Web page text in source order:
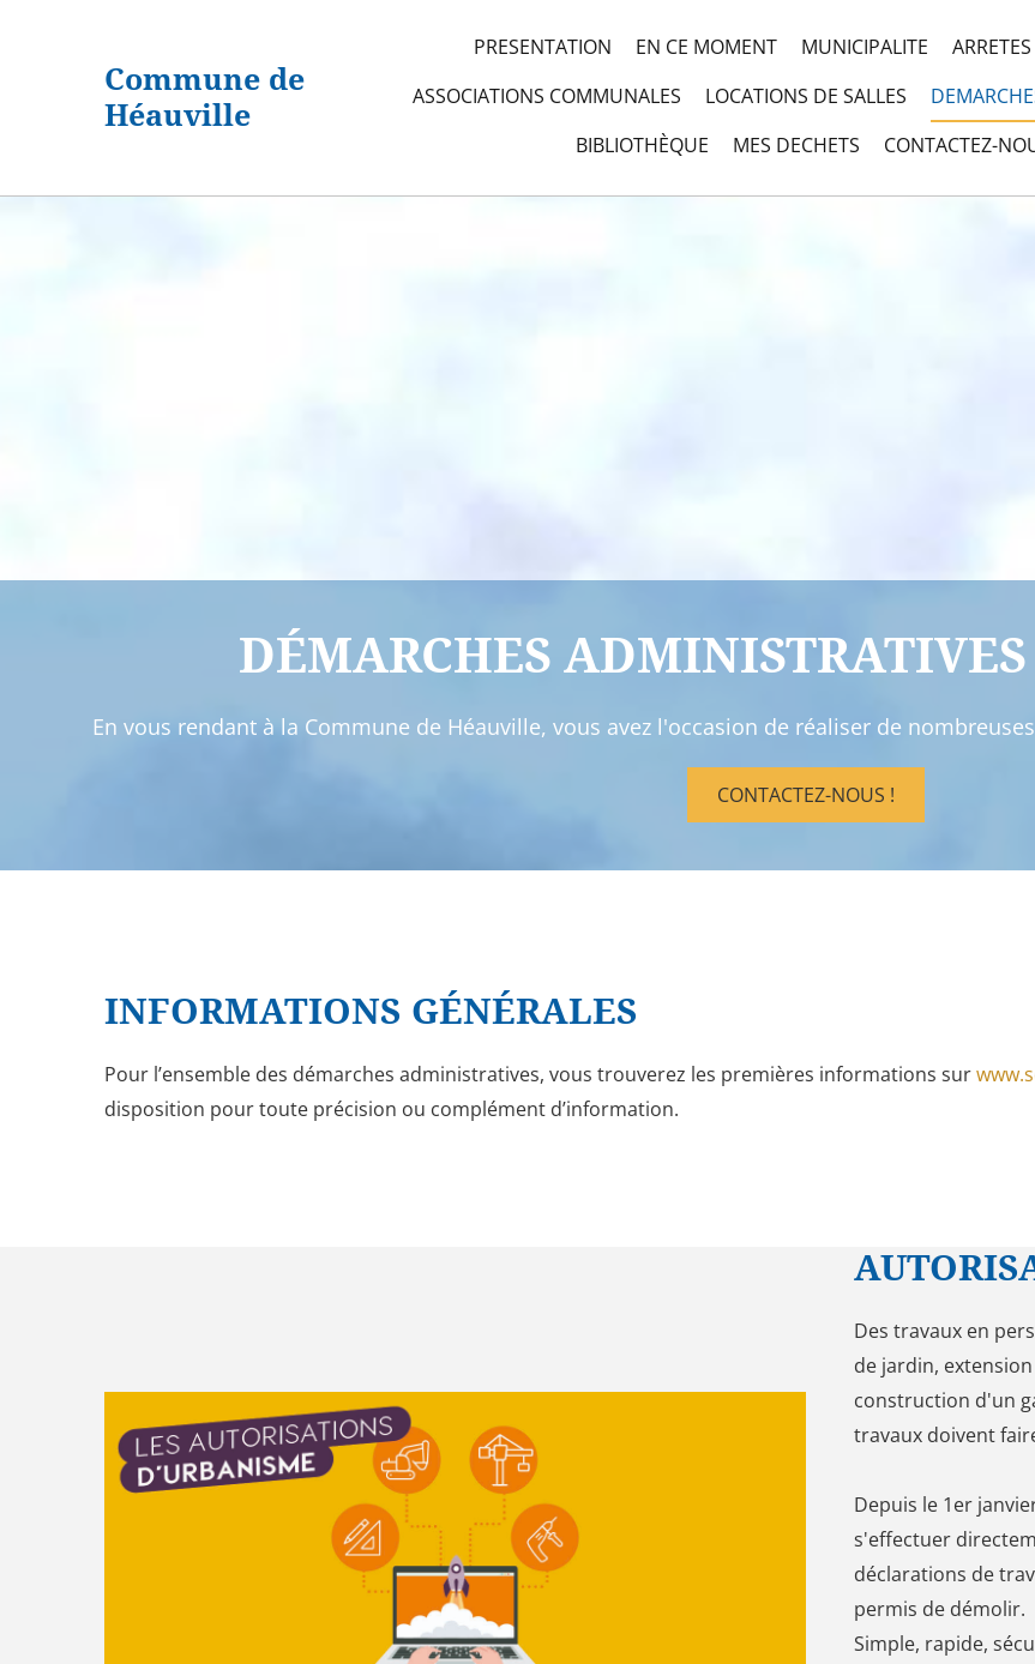
Commune de
Héauville
PRESENTATION EN CE MOMENT MUNICIPALITE ARRETES
ASSOCIATIONS COMMUNALES
LOCATIONS DE SALLES
BIBLIOTHÈQUE
MES DECHETS CONTACTEZ-
DÉMARCHES
En vous rendant à la Commune de Héauville, vous avez l'occasion de réaliser de
CONTACTEZ-NOUS !
INFORMATIONS GÉNÉRALES
Pour l’ensemble des démarches administratives, vous trouverez les premières informations sur
disposition pour toute précision ou complément d’information.
Des travaux en
de jardin,
construction d'un
travaux doivent
Depuis le 1er
s'effectuer
déclarations de
permis de démolir.
Simple, rapide,